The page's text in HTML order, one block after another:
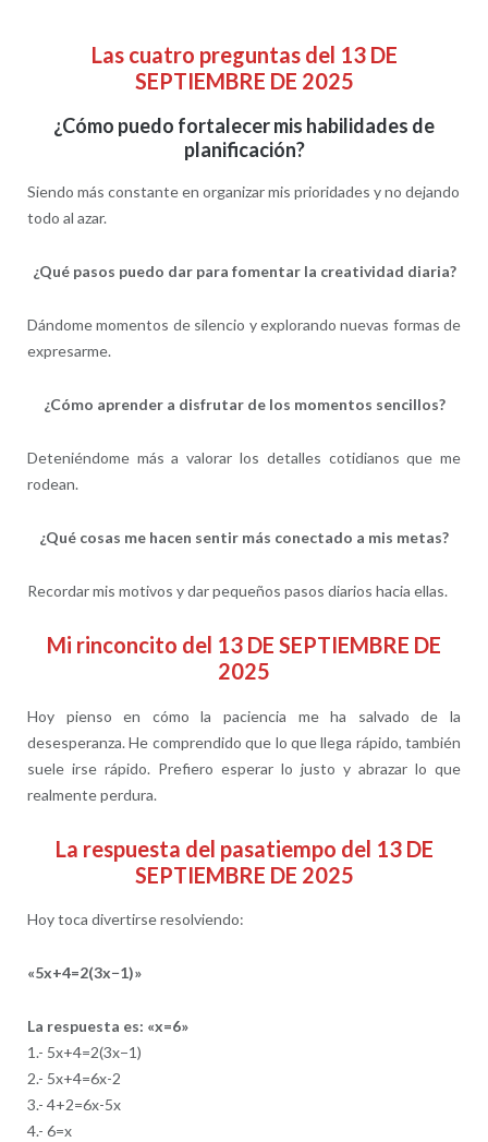
Las cuatro preguntas del 13 DE
SEPTIEMBRE DE 2025
¿Cómo puedo fortalecer mis habilidades de
planificación?
Siendo más constante en organizar mis prioridades y no dejando
todo al azar.
¿Qué pasos puedo dar para fomentar la creatividad diaria?
Dándome momentos de silencio y explorando nuevas formas de
expresarme.
¿Cómo aprender a disfrutar de los momentos sencillos?
Deteniéndome más a valorar los detalles cotidianos que me
rodean.
¿Qué cosas me hacen sentir más conectado a mis metas?
Recordar mis motivos y dar pequeños pasos diarios hacia ellas.
Mi rinconcito del 13 DE SEPTIEMBRE DE
2025
Hoy pienso en cómo la paciencia me ha salvado de la
desesperanza. He comprendido que lo que llega rápido, también
suele irse rápido. Prefiero esperar lo justo y abrazar lo que
realmente perdura.
La respuesta del pasatiempo del 13 DE
SEPTIEMBRE DE 2025
Hoy toca divertirse resolviendo:
«5x+4=2(3x−1)»
La respuesta es: «x=6»
1.- 5x+4=2(3x−1)
2.- 5x+4=6x-2
3.- 4+2=6x-5x
4.- 6=x